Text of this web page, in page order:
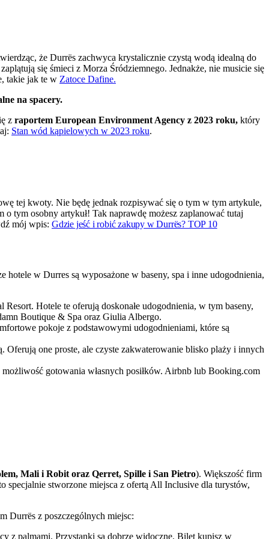
że Durrës zachwyca krystalicznie czystą wodą idealną do
się śmieci z Morza Śródziemnego. Jednakże, nie musicie się
takie jak te w Zatoce Dafine.
na spacery.
z raportem European Environment Agency z 2023 roku, który
Stan wód kąpielowych w 2023 roku.
tej kwoty. Nie będę jednak rozpisywać się o tym w tym artykule,
tym osobny artykuł! Tak naprawdę możesz zaplanować tutaj
mój wpis: Gdzie jeść i robić zakupy w Durrës? TOP 10
w Durres są wyposażone w baseny, spa i inne udogodnienia,
Hotele te oferują doskonałe udogodnienia, w tym baseny,
Boutique & Spa oraz Giulia Albergo.
pokoje z podstawowymi udogodnieniami, które są
one proste, ale czyste zakwaterowanie blisko plaży i innych
gotowania własnych posiłków. Airbnb lub Booking.com
Mali i Robit oraz Qerret, Spille i San Pietro). Większość firm
specjalnie stworzone miejsca z ofertą All Inclusive dla turystów,
Durrës z poszczególnych miejsc:
z palmami. Przystanki są dobrze widoczne. Bilet kupisz w